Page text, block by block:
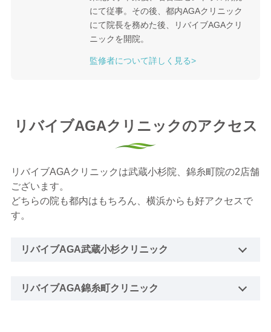
にて従事。その後、都内AGAクリニック
にて院長を務めた後、リバイブAGAクリ
ニックを開院。
監修者について詳しく見る>
リバイブAGAクリニックのアクセス
リバイブAGAクリニックは武蔵小杉院、錦糸町院の2店舗
ございます。
どちらの院も都内はもちろん、横浜からも好アクセスで
す。
リバイブAGA武蔵小杉クリニック
リバイブAGA錦糸町クリニック